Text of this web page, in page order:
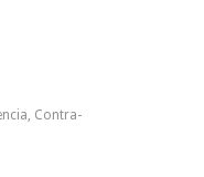
Contra-